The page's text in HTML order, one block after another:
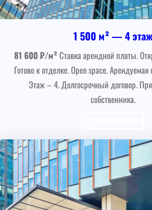
1 500 м² — 4 этаж
81 600 ₽/м² Ставка арендной платы.
Готово к отделке. Open space.
Этаж – 4. Долгосрочный договор.
собственника.